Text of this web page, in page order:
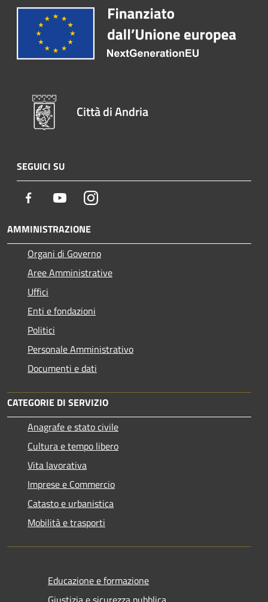
Città di Andria
SEGUICI SU
Facebook YoutubeInstagram
AMMINISTRAZIONE
Organi di Governo
Aree Amministrative
Uffici
Enti e fondazioni
Politici
Personale Amministrativo
Documenti e dati
CATEGORIE DI SERVIZIO
Anagrafe e stato civile
Cultura e tempo libero
Vita lavorativa
Imprese e Commercio
Catasto e urbanistica
Mobilità e trasporti
Educazione e formazione